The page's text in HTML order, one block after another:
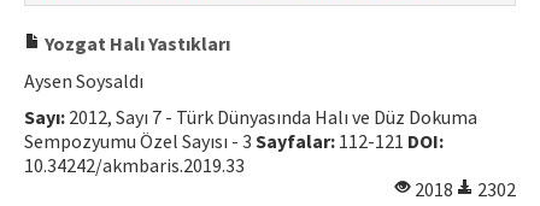
Yozgat Halı Yastıkları
Aysen Soysaldı
Sayı: 2012, Sayı 7 - Türk Dünyasında Halı ve Düz Dokuma
Sempozyumu Özel Sayısı - 3 Sayfalar: 112-121 DOI:
10.34242/akmbaris.2019.33
2018
2302